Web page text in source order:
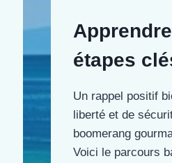
étapes
Un rappel positif
liberté et de
boomerang
Voici le parcours